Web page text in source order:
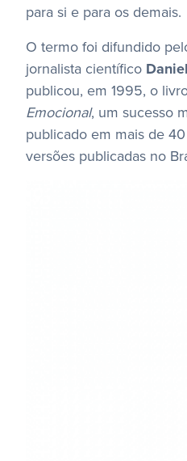
para si e para os demais.
O termo foi difundido
jornalista científico
publicou, em 1995, o
Emocional, um sucesso
publicado em mais de
versões publicadas no